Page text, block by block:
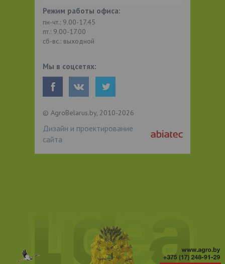
Режим работы офиса:
пн-чт.: 9.00-17.45
пт.: 9.00-17.00
сб-вс.: выходной
Мы в соцсетях:
© AgroBelarus.by, 2010-2026
Дизайн и проектирование
сайта